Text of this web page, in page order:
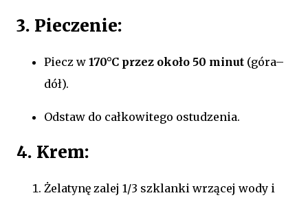
3. Pieczenie:
Piecz w 170°C przez około 50 minut (góra–
dół).
Odstaw do całkowitego ostudzenia.
4. Krem:
Żelatynę zalej 1/3 szklanki wrzącej wody i